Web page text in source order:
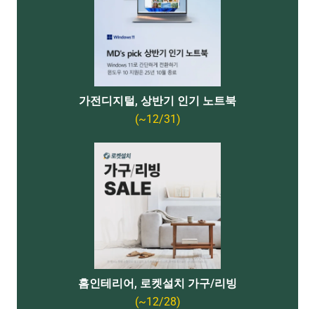
가전디지털, 상반기 인기 노트북
(~12/31)
홈인테리어, 로켓설치 가구/리빙
(~12/28)